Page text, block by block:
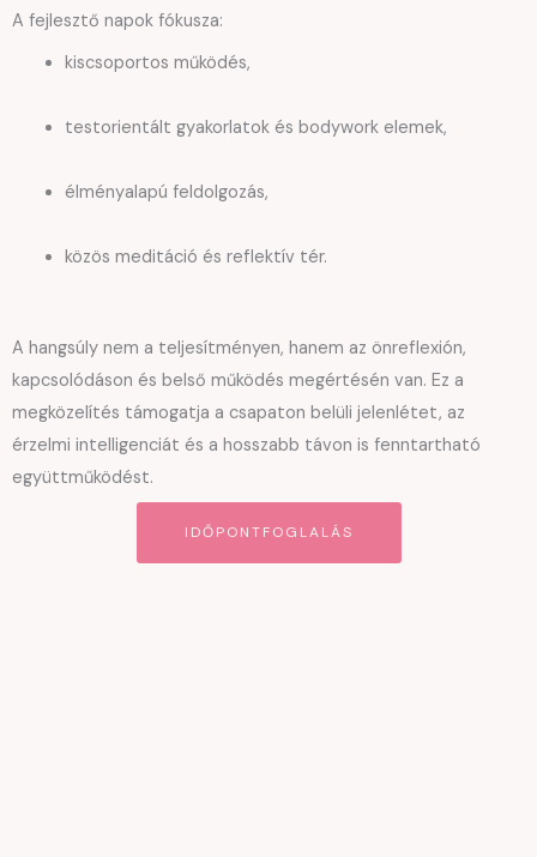
A fejlesztő napok fókusza:
kiscsoportos működés,
testorientált gyakorlatok és bodywork elemek,
élményalapú feldolgozás,
közös meditáció és reflektív tér.
A hangsúly nem a teljesítményen, hanem az önreflexión,
kapcsolódáson és belső működés megértésén van. Ez a
megközelítés támogatja a csapaton belüli jelenlétet, az
érzelmi intelligenciát és a hosszabb távon is fenntartható
együttműködést.
IDŐPONTFOGLALÁS